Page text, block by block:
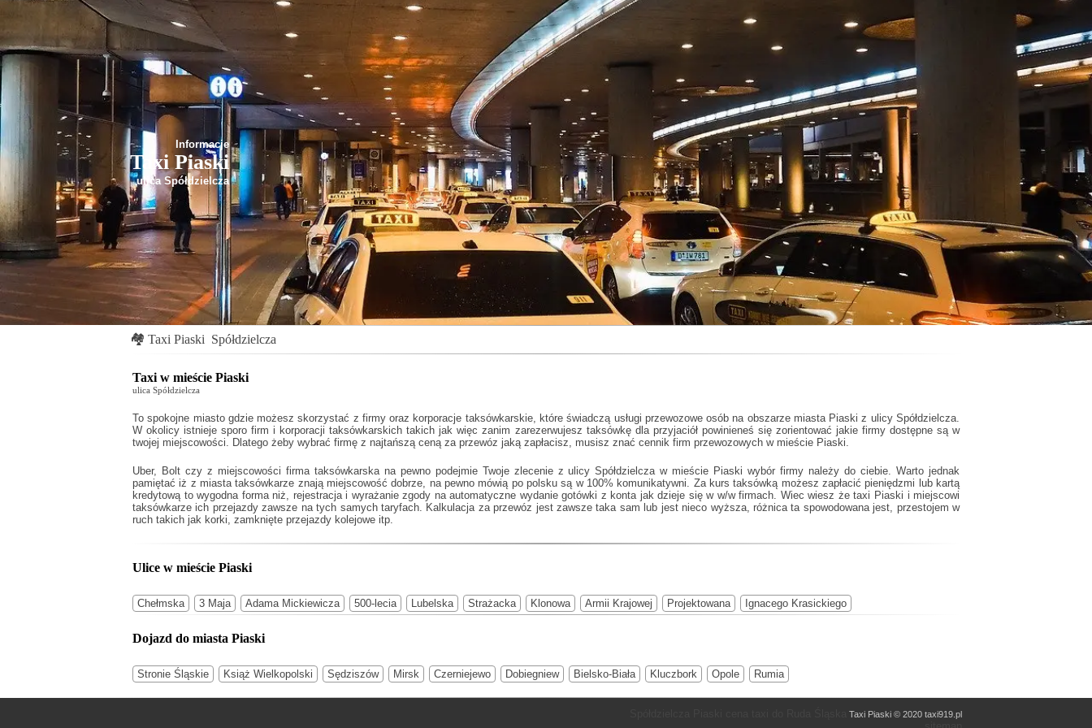
Informacje
Taxi Piaski
ulica Spółdzielcza
🏘 Taxi Piaski Spółdzielcza
Taxi w mieście Piaski
ulica Spółdzielcza
To spokojne miasto gdzie możesz skorzystać z firmy oraz korporacje taksówkarskie, które świadczą usługi przewozowe osób na obszarze miasta Piaski z ulicy Spółdzielcza.
W okolicy istnieje sporo firm i korporacji taksówkarskich takich jakwięc zanim zarezerwujesz taksówkę dla przyjaciół powinieneś się zorientować jakie firmy dostępne są w
twojej miejscowości. Dlatego żeby wybrać firmę z najtańszą ceną za przewóz jaką zapłacisz, musisz znać cennik firm przewozowych w mieście Piaski.
Uber, Bolt czy z miejscowości firma taksówkarska na pewno podejmie Twoje zlecenie z ulicy Spółdzielcza w mieście Piaski wybór firmy należy do ciebie. Warto jednak
pamiętać iż z miasta taksówkarze znają miejscowość dobrze, na pewno mówią po polsku są w 100% komunikatywni. Za kurs taksówką możesz zapłacić pieniędzmi lub kartą
kredytową to wygodna forma niż, rejestracja i wyrażanie zgody na automatyczne wydanie gotówki z konta jak dzieje się w w/w firmach. Wiec wiesz żetaxi Piaski i miejscowi
taksówkarze ich przejazdy zawsze na tych samych taryfach. Kalkulacja za przewóz jest zawsze taka sam lub jest nieco wyższa, różnica ta spowodowana jest, przestojem w
ruch takich jak korki, zamknięte przejazdy kolejowe itp.
Ulice w mieście Piaski
Chełmska 3 Maja Adama Mickiewicza 500-lecia Lubelska Strażacka Klonowa Armii Krajowej Projektowana Ignacego Krasickiego
Dojazd do miasta Piaski
Stronie Śląskie Książ Wielkopolski Sędziszów Mirsk Czerniejewo Dobiegniew Bielsko-Biała Kluczbork Opole Rumia
Taxi Piaski © 2020 taxi919.pl